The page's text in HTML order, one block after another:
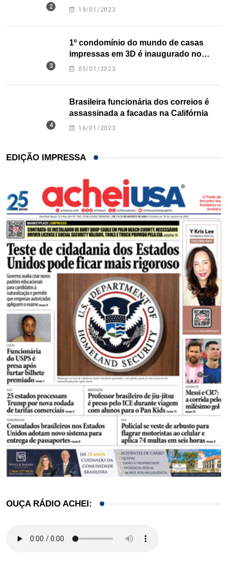
nos EUA
19/01/2023
1º condomínio do mundo de casas
impressas em 3D é inaugurado no
Texas
05/01/2023
Brasileira funcionária dos correios é
assassinada a facadas na Califórnia
16/01/2023
EDIÇÃO IMPRESSA
OUÇA RÁDIO ACHEI: